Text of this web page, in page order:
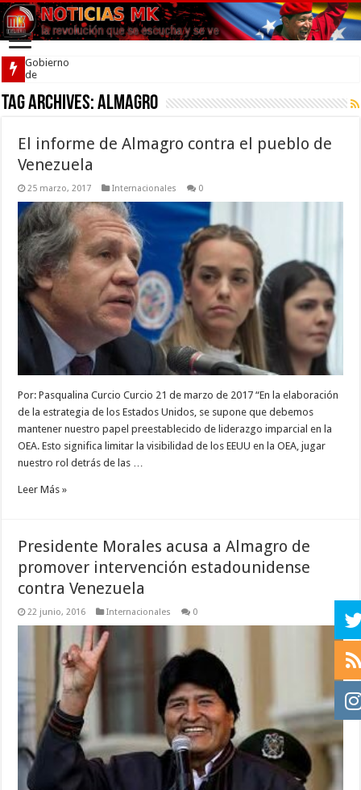
Gobierno
de
firmó
acuerdo
convivencia
Tag Archives:almagro
El informe de Almagro contra el pueblo de
Venezuela
25 marzo, 2017 Internacionales 0
Por: Pasqualina Curcio Curcio 21 de marzo de 2017 “En la elaboración
de la estrategia de los Estados Unidos, se supone que debemos
mantener nuestro papel preestablecido de liderazgo imparcial en la
OEA. Esto significa limitar la visibilidad de los EEUU en la OEA, jugar
nuestro rol detrás de las …
Leer Más »
Presidente Morales acusa a Almagro de
promover intervención estadounidense
contra Venezuela
22 junio, 2016 Internacionales 0